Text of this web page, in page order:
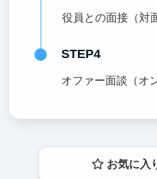
役員との面接（対
STEP4
オファー面談（オ
お気に入